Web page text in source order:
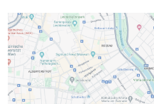
weiterverarbeitet. Jetzt